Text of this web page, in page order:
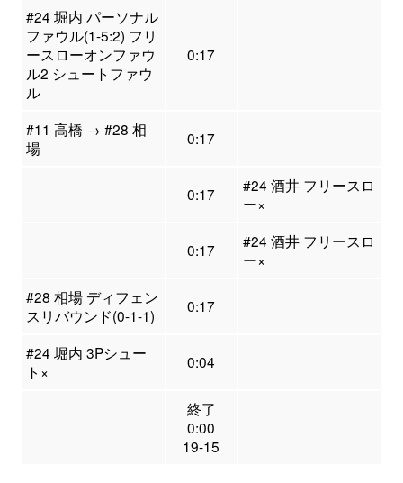
#24 堀内 パーソナル
ファウル(1-5:2) フリ
ースローオンファウ
ル2 シュートファウ
ル
0:17
#11 高橋 → #28 相
場
0:17
0:17
#24 酒井 フリースロ
ー×
0:17
#24 酒井 フリースロ
ー×
#28 相場 ディフェン
スリバウンド(0-1-1)
0:17
#24 堀内 3Pシュー
ト×
0:04
終了
0:00
19-15